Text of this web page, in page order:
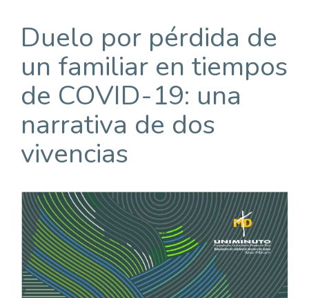
Duelo por pérdida de
un familiar en tiempos
de COVID-19: una
narrativa de dos
vivencias
Barra
lateral
del
artículo